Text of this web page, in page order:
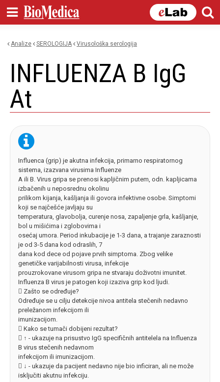
content
Analize SEROLOGIJA virusološka serologija
INFLUENZA B IgG
At
Influenca (grip) je akutna infekcija, primarno respiratornog
sistema, izazvana virusima Influenze
A ili B. Virus gripa se prenosi kapljičnim putem, odn. kapljicama
izbačenih u neposrednu okolinu
prilikom kijanja, kašljanja ili govora infektivne osobe. Simptomi
koji se najčešće javljaju su
temperatura, glavobolja, curenje nosa, zapaljenje grla, kašljanje,
bol u mišićima i zglobovima i
osećaj umora. Period inkubacije je 1-3 dana, a trajanje zaraznosti
je od 3-5 dana kod odraslih, 7
dana kod dece od pojave prvih simptoma. Zbog velike
genetičke varijabilnosti virusa, infekcije
prouzrokovane virusom gripa ne stvaraju doživotni imunitet.
Influenza B virus je patogen koji izaziva grip kod ljudi.
 Zašto se određuje?
Određuje se u cilju detekcije nivoa antitela stečenih nedavno
preležanom infekcijom ili
imunizacijom.
 Kako se tumači dobijeni rezultat?
 ↑ - ukazuje na prisustvo IgG specifičnih antitelela na Influenza
B virus stečenih nedavnom
infekcijom ili imunizacijom.
 ↓ - ukazuje da pacijent nedavno nije bio inficiran, ali ne može
isključiti akutnu infekciju.